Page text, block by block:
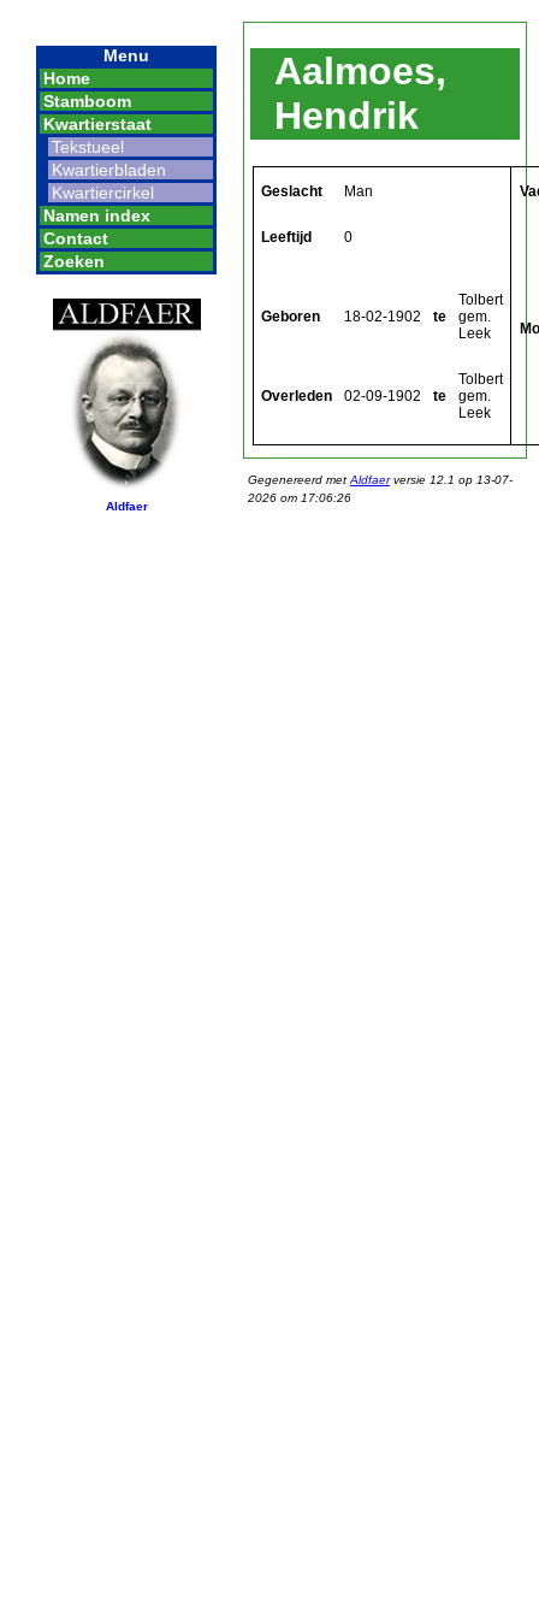
Menu
Home
Stamboom
Kwartierstaat
Tekstueel
Kwartierbladen
Kwartiercirkel
Namen index
Contact
Zoeken
Aldfaer
Aalmoes,
Hendrik
Geslacht Man
Leeftijd 0
Geboren 18-02-1902 te
Tolbert
gem.
Leek
Overleden 02-09-1902 te
Tolbert
gem.
Leek
Gegenereerd met Aldfaerversie 12.1 op 13-07-
2026 om 17:06:26